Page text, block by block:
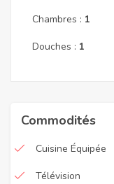
Chambres : 1
Douches : 1
Commodités
Cuisine Équipée
Télévision